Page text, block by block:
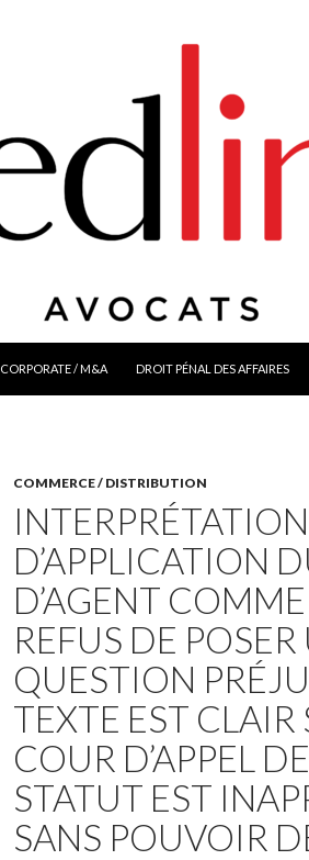
CORPORATE / M&A DROIT PÉNAL DES AFFAIRES
COMMERCE / DISTRIBUTION
D’APPLICATION
D’AGENT
REFUS DE POSER
QUESTION
TEXTE EST CLAIR
COUR D’APPEL
STATUT EST
SANS POUVOIR